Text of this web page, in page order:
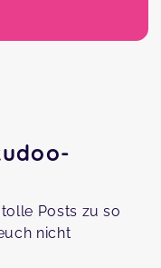
Posts zu so
nicht